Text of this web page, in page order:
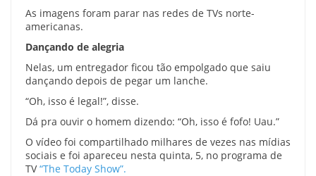
As imagens foram parar nas redes de TVs norte-
americanas.
Dançando de alegria
Nelas, um entregador ficou tão empolgado que saiu
dançando depois de pegar um lanche.
“Oh, isso é legal!”, disse.
Dá pra ouvir o homem dizendo: “Oh, isso é fofo! Uau.”
O vídeo foi compartilhado milhares de vezes nas mídias
sociais e foi apareceu nesta quinta, 5, no programa de
TV“The Today Show”.